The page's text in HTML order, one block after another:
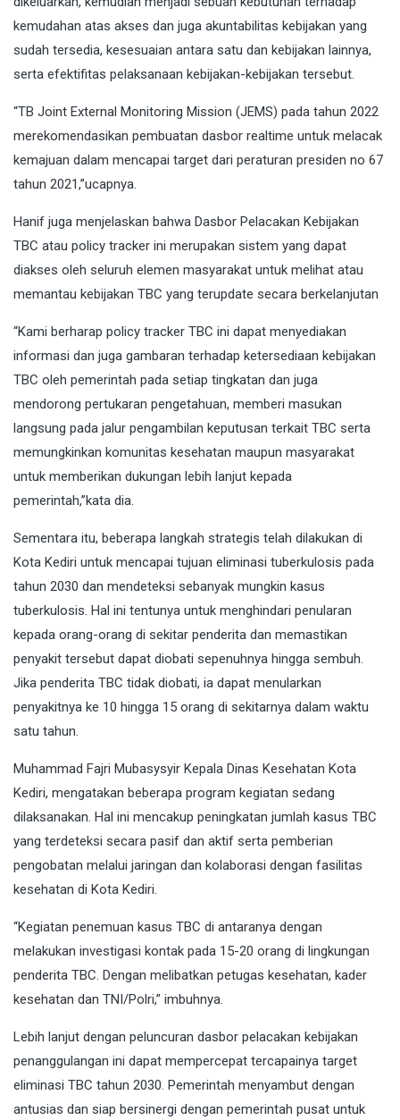
kemudahan atas akses dan juga akuntabilitas kebijakan yang
sudah tersedia, kesesuaian antara satu dan kebijakan lainnya,
serta efektifitas pelaksanaan kebijakan-kebijakan tersebut.
“TB Joint External Monitoring Mission (JEMS) pada tahun 2022
merekomendasikan pembuatan dasbor realtime untuk melacak
kemajuan dalam mencapai target dari peraturan presiden no 67
tahun 2021,”ucapnya.
Hanif juga menjelaskan bahwa Dasbor Pelacakan Kebijakan
TBC atau policy tracker ini merupakan sistem yang dapat
diakses oleh seluruh elemen masyarakat untuk melihat atau
memantau kebijakan TBC yang terupdate secara berkelanjutan
“Kami berharap policy tracker TBC ini dapat menyediakan
informasi dan juga gambaran terhadap ketersediaan kebijakan
TBC oleh pemerintah pada setiap tingkatan dan juga
mendorong pertukaran pengetahuan, memberi masukan
langsung pada jalur pengambilan keputusan terkait TBC serta
memungkinkan komunitas kesehatan maupun masyarakat
untuk memberikan dukungan lebih lanjut kepada
pemerintah,”kata dia.
Sementara itu, beberapa langkah strategis telah dilakukan di
Kota Kediri untuk mencapai tujuan eliminasi tuberkulosis pada
tahun 2030 dan mendeteksi sebanyak mungkin kasus
tuberkulosis. Hal ini tentunya untuk menghindari penularan
kepada orang-orang di sekitar penderita dan memastikan
penyakit tersebut dapat diobati sepenuhnya hingga sembuh.
Jika penderita TBC tidak diobati, ia dapat menularkan
penyakitnya ke 10 hingga 15 orang di sekitarnya dalam waktu
satu tahun.
Muhammad Fajri Mubasysyir Kepala Dinas Kesehatan Kota
Kediri, mengatakan beberapa program kegiatan sedang
dilaksanakan. Hal ini mencakup peningkatan jumlah kasus TBC
yang terdeteksi secara pasif dan aktif serta pemberian
pengobatan melalui jaringan dan kolaborasi dengan fasilitas
kesehatan di Kota Kediri.
“Kegiatan penemuan kasus TBC di antaranya dengan
melakukan investigasi kontak pada 15-20 orang di lingkungan
penderita TBC. Dengan melibatkan petugas kesehatan, kader
kesehatan dan TNI/Polri,” imbuhnya.
Lebih lanjut dengan peluncuran dasbor pelacakan kebijakan
penanggulangan ini dapat mempercepat tercapainya target
eliminasi TBC tahun 2030. Pemerintah menyambut dengan
antusias dan siap bersinergi dengan pemerintah pusat untuk